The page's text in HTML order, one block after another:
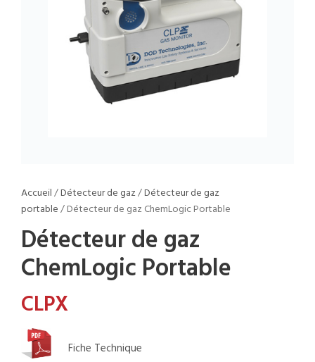
Accueil/Détecteur de gaz/Détecteur de gaz
portable/ Détecteur de gaz ChemLogic Portable
Détecteur de gaz
ChemLogic Portable
CLPX
Fiche Technique